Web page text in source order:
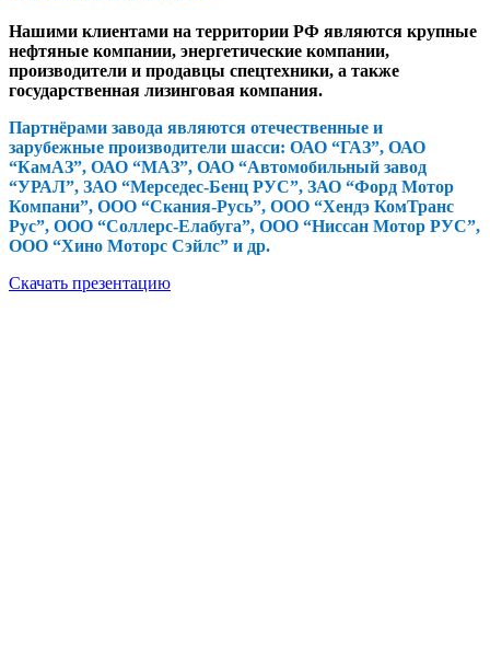
Нашими клиентами на территории РФ являются крупные
нефтяные компании, энергетические компании,
производители и продавцы спецтехники, а также
государственная лизинговая компания.
Партнёрами завода являются отечественные и
зарубежные производители шасси: ОАО “ГАЗ”, ОАО
“КамАЗ”, ОАО “МАЗ”, ОАО “Автомобильный завод
“УРАЛ”, ЗАО “Мерседес-Бенц РУС”, ЗАО “Форд Мотор
Компани”, ООО “Скания-Русь”, ООО “Хендэ КомТранс
Рус”, ООО “Соллерс-Елабуга”, ООО “Ниссан Мотор РУС”,
ООО “Хино Моторс Сэйлс” и др.
Скачать презентацию